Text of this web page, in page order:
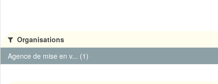
Organisations
Agence de mise en v... (1)